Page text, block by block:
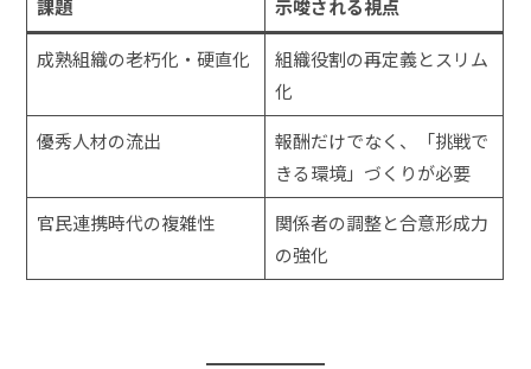
課題 示唆される視点
成熟組織の老朽化・硬直化
組織役割の再定義とスリム
化
優秀人材の流出
報酬だけでなく、「挑戦で
きる環境」づくりが必要
官民連携時代の複雑性
関係者の調整と合意形成力
の強化